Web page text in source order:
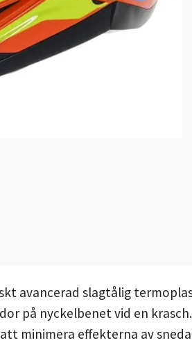
avancerad slagtålig
på nyckelbenet vid en krasch.
minimera effekterna av